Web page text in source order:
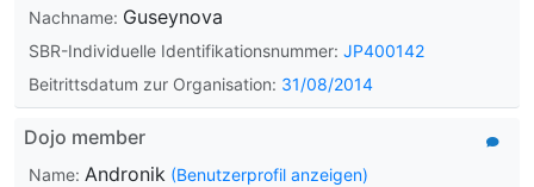
Nachname: Guseynova
SBR-Individuelle Identifikationsnummer: JP400142
Beitrittsdatum zur Organisation: 31/08/2014
Dojo member
Name: Andronik (Benutzerprofil anzeigen)